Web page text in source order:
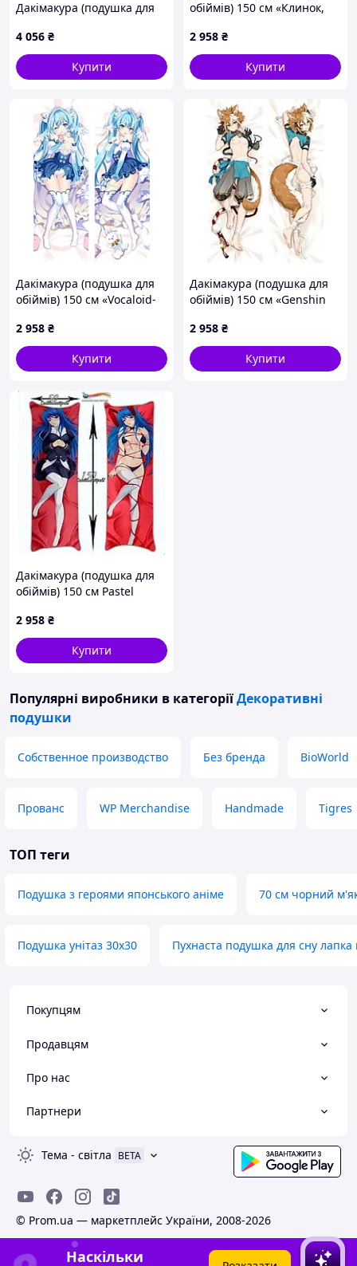
Дакімакура (подушка для
Automata-9s
4 056 ₴
Купити
обіймів) 150 см «Клинок,
5
2 958 ₴
Купити
Дакімакура (подушка для
обіймів) 150 см «Vocaloid-
2 958 ₴
Купити
Дакімакура (подушка для
обіймів) 150 см «Genshin
2 958 ₴
Купити
Дакімакура (подушка для
обіймів) 150 см Pastel
2 958 ₴
Купити
Популярні виробники в категоріїДекоративні
подушки
Собственное производство Без бренда BioWorld
Прованс WP Merchandise Handmade Tigres
ТОП теги
Подушка з героями японського аніме 70 см чорний
Подушка унітаз 30х30 Пухнаста подушка для сну лапка
Покупцям
Продавцям
Про нас
Партнери
Тема - світла BETA
© Prom.ua — маркетплейс України, 2008-2026
Наскільки